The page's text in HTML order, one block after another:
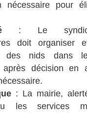
nécessaire pour
: Le
doit organiser
des nids dans
après décision en
: La mairie,
les services